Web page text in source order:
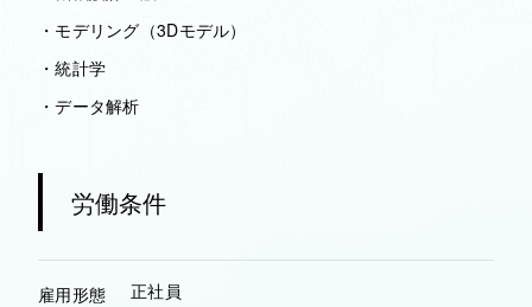
・モデリング（3Dモデル）
・統計学
・データ解析
労働条件
雇用形態 正社員